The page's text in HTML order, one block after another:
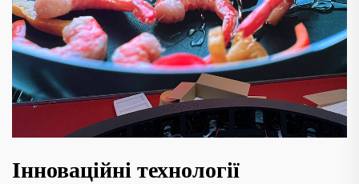
Інноваційні технології